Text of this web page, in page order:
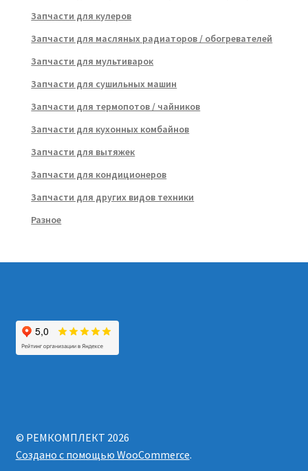
Запчасти для кулеров
Запчасти для масляных радиаторов / обогревателей
Запчасти для мультиварок
Запчасти для сушильных машин
Запчасти для термопотов / чайников
Запчасти для кухонных комбайнов
Запчасти для вытяжек
Запчасти для кондиционеров
Запчасти для других видов техники
Разное
© РЕМКОМПЛЕКТ 2026
Создано с помощью WooCommerce.